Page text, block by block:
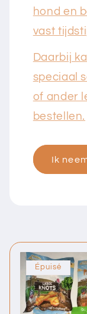
hond en
vast
Daarbij
speciaal
of ander
bestellen.
Ik
Épuisé